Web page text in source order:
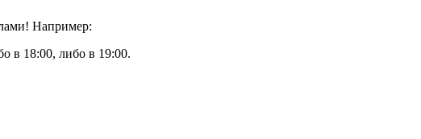
Например:
в 18:00, либо в 19:00.